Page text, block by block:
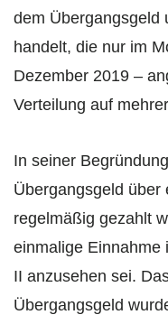
dem Übergangsgeld
handelt, die nur im
Dezember 2019 –
Verteilung auf
In seiner
Übergangsgeld über
regelmäßig gezahlt
einmalige Einnahme
II anzusehen sei.
Übergangsgeld